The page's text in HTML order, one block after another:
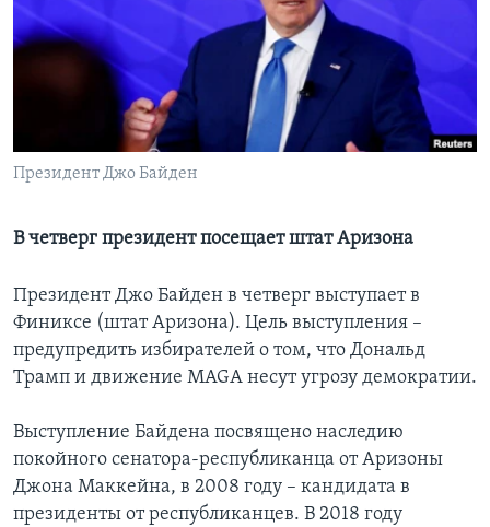
Learning English
СОЦИАЛЬНЫЕ СЕТИ
Президент Джо Байден
В четверг президент посещает штат Аризона
Президент Джо Байден в четверг выступает в
Финиксе (штат Аризона). Цель выступления –
предупредить избирателей о том, что Дональд
Трамп и движение MAGA несут угрозу демократии.
Выступление Байдена посвящено наследию
покойного сенатора-республиканца от Аризоны
Джона Маккейна, в 2008 году – кандидата в
президенты от республиканцев. В 2018 году